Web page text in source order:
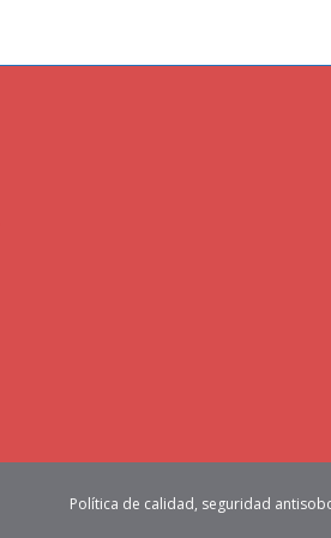
Política de calidad, seguridad